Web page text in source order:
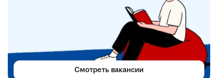
Смотреть вакансии